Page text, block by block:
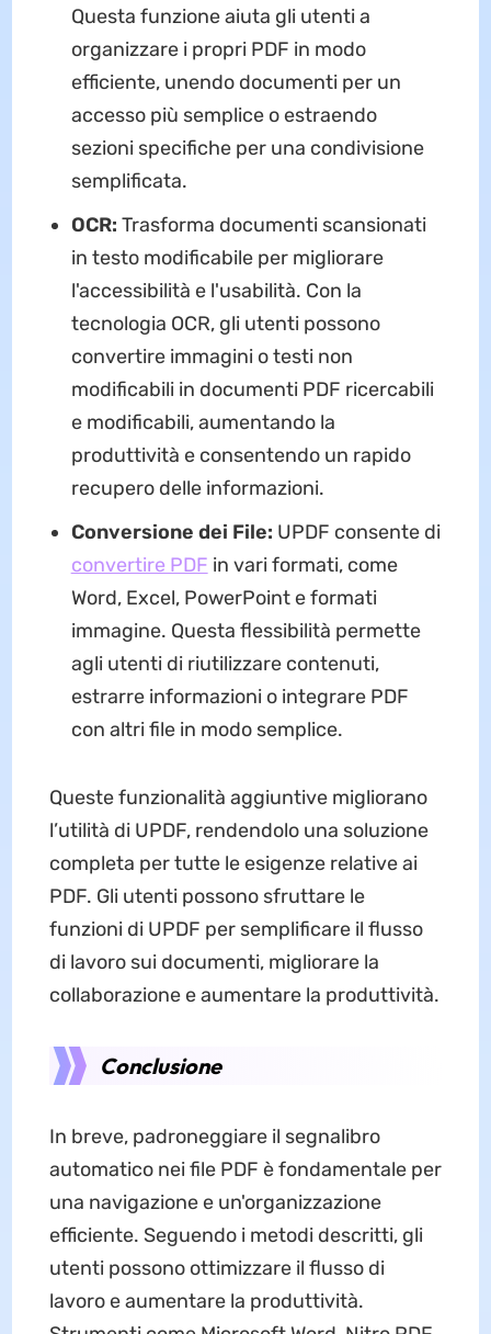
Questa funzione aiuta gli utenti a
organizzare i propri PDF in modo
efficiente, unendo documenti per un
accesso più semplice o estraendo
sezioni specifiche per una condivisione
semplificata.
OCR: Trasforma documenti scansionati
in testo modificabile per migliorare
l'accessibilità e l'usabilità. Con la
tecnologia OCR, gli utenti possono
convertire immagini o testi non
modificabili in documenti PDF ricercabili
e modificabili, aumentando la
produttività e consentendo un rapido
recupero delle informazioni.
Conversione dei File: UPDF consente di
convertire PDF in vari formati, come
Word, Excel, PowerPoint e formati
immagine. Questa flessibilità permette
agli utenti di riutilizzare contenuti,
estrarre informazioni o integrare PDF
con altri file in modo semplice.
Queste funzionalità aggiuntive migliorano
l’utilità di UPDF, rendendolo una soluzione
completa per tutte le esigenze relative ai
PDF. Gli utenti possono sfruttare le
funzioni di UPDF per semplificare il flusso
di lavoro sui documenti, migliorare la
collaborazione e aumentare la produttività.
Conclusione
In breve, padroneggiare il segnalibro
automatico nei file PDF è fondamentale per
una navigazione e un'organizzazione
efficiente. Seguendo i metodi descritti, gli
utenti possono ottimizzare il flusso di
lavoro e aumentare la produttività.